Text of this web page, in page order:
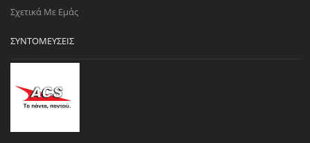
Σχετικά Με Εμάς
ΣΥΝΤΟΜΕΎΣΕΙΣ